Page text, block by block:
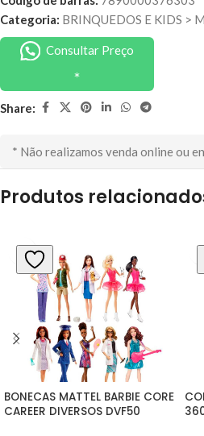
Categoria: BRINQUEDOS E KIDS >
Consultar Preço
Share:
* Não realizamos venda online ou
Produtos
BONECAS MATTEL BARBIE CORE
CAREER DIVERSOS DVF50